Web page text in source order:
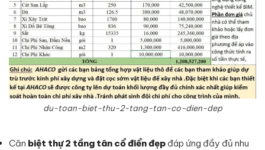
du-toan-biet-thu-2-tang-tan-co-dien-dep
Căn biệt thự 2 tầng tân cổ điển đẹp đáp ứng đầy đủ nhu